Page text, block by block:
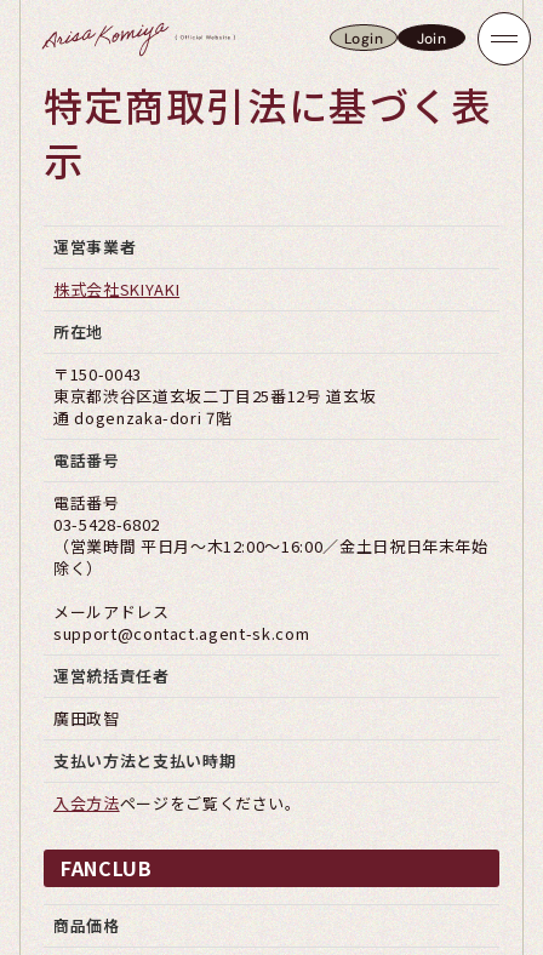
Login
Join
特定商取引法に基づく表
示
運営事業者
株式会社SKIYAKI
所在地
〒150-0043
東京都渋谷区道玄坂二丁目25番12号 道玄坂
通 dogenzaka-dori 7階
電話番号
電話番号
03-5428-6802
（営業時間 平日月〜木12:00～16:00／金土日祝日年末年始
除く）
メールアドレス
support@contact.agent-sk.com
運営統括責任者
廣田政智
支払い方法と支払い時期
入会方法ページをご覧ください。
FANCLUB
商品価格